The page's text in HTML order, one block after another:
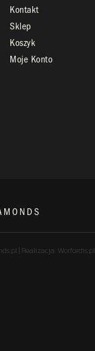
Kontakt
Sklep
Koszyk
Moje Konto
| Realizacja: Worfordis.pl